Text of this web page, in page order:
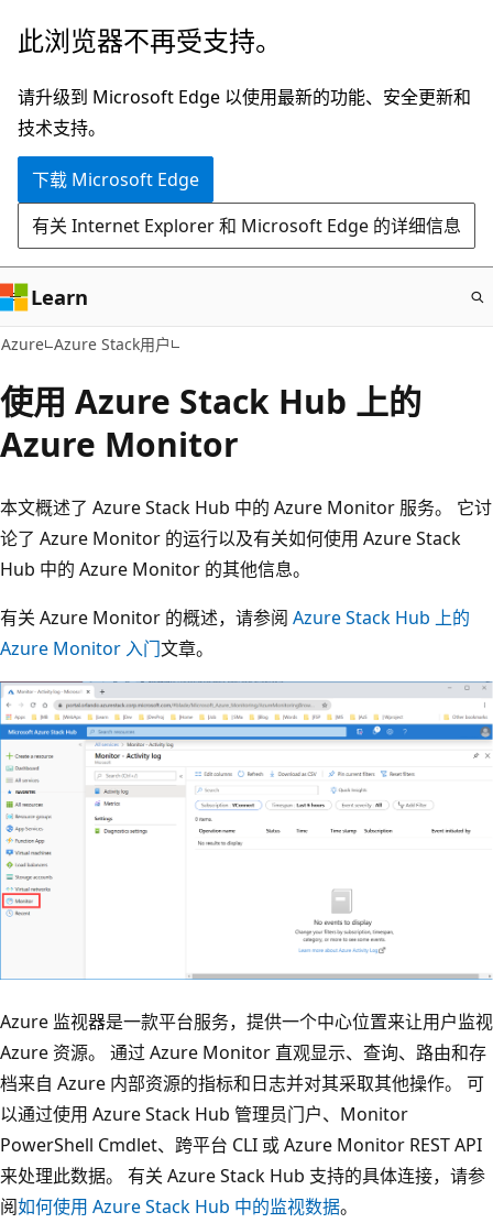
跳
主
要
内
此浏览器不再受支持。
请升级到 Microsoft Edge 以使用最新的功能、安全更新和
技术支持。
下载 Microsoft Edge
有关 Internet Explorer 和 Microsoft Edge 的详细信息
Learn
Azure Azure Stack用户
使用 Azure Stack Hub 上的
Azure Monitor
本文概述了 Azure Stack Hub 中的 Azure Monitor 服务。 它讨
论了 Azure Monitor 的运行以及有关如何使用 Azure Stack
Hub 中的 Azure Monitor 的其他信息。
有关 Azure Monitor 的概述，请参阅 Azure Stack Hub 上的
Azure Monitor 入门文章。
Azure 监视器是一款平台服务，提供一个中心位置来让用户监视
Azure 资源。 通过 Azure Monitor 直观显示、查询、路由和存
档来自 Azure 内部资源的指标和日志并对其采取其他操作。 可
以通过使用 Azure Stack Hub 管理员门户、Monitor
PowerShell Cmdlet、跨平台 CLI 或 Azure Monitor REST API
来处理此数据。 有关 Azure Stack Hub 支持的具体连接，请参
阅如何使用 Azure Stack Hub 中的监视数据。